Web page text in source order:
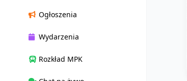
Ogłoszenia
Wydarzenia
Rozkład MPK